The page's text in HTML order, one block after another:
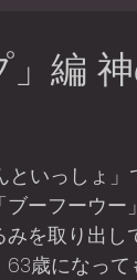
編
ーフーウ
を取り出
歳になって